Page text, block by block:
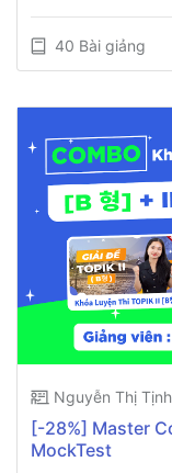
40 Bài giảng
Nguyễn Thị Tịnh
[-28%] Master
MockTest